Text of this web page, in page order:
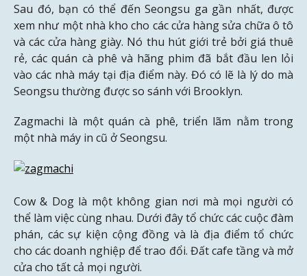
Sau đó, bạn có thể đến Seongsu ga gần nhất, được
xem như một nhà kho cho các cửa hàng sửa chữa ô tô
và các cửa hàng giày. Nó thu hút giới trẻ bởi giá thuê
rẻ, các quán cà phê và hãng phim đã bắt đầu len lỏi
vào các nhà máy tại địa điểm này. Đó có lẽ là lý do mà
Seongsu thường được so sánh với Brooklyn.
Zagmachi là một quán cà phê, triển lãm nằm trong
một nhà máy in cũ ở Seongsu.
Cow & Dog là một không gian nơi mà mọi người có
thể làm việc cùng nhau. Dưới đây tổ chức các cuộc đàm
phán, các sự kiện cộng đồng và là địa điểm tổ chức
cho các doanh nghiệp để trao đổi. Đất cafe tầng và mở
cửa cho tất cả mọi người.